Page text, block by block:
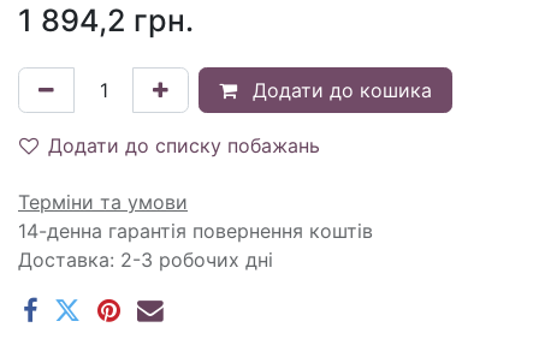
1 894,2 грн.
Додати до кошика
Додати до списку побажань
Терміни та умови
14-денна гарантія повернення коштів
Доставка: 2-3 робочих дні